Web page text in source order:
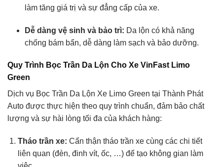
làm tăng giá trị và sự đẳng cấp của xe.
Dễ dàng vệ sinh và bảo trì: Da lộn có khả năng
chống bám bẩn, dễ dàng làm sạch và bảo dưỡng.
Quy Trình Bọc Trần Da Lộn Cho Xe VinFast Limo
Green
Dịch vụ Bọc Trần Da Lộn Xe Limo Green tại Thành Phát
Auto được thực hiện theo quy trình chuẩn, đảm bảo chất
lượng và sự hài lòng tối đa của khách hàng:
Tháo trần xe: Cẩn thận tháo trần xe cùng các chi tiết
liên quan (đèn, đinh vít, ốc, …) để tạo không gian làm